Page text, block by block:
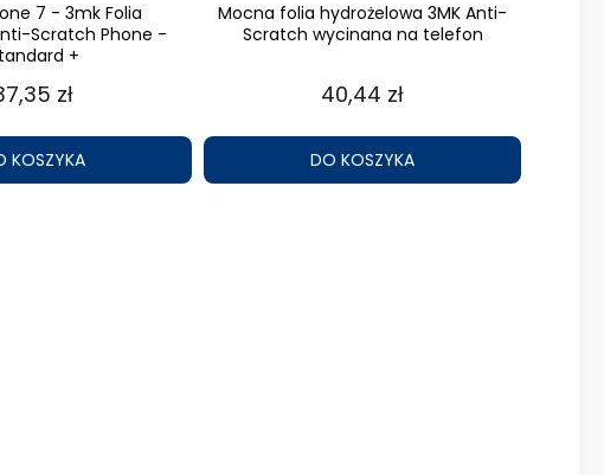
7 - 3mk Folia
Scratch Phone -
+
zł
KOSZYKA
Mocna folia hydrożelowa 3MK Anti-
Scratch wycinana na telefon
40,44 zł
DO KOSZYKA